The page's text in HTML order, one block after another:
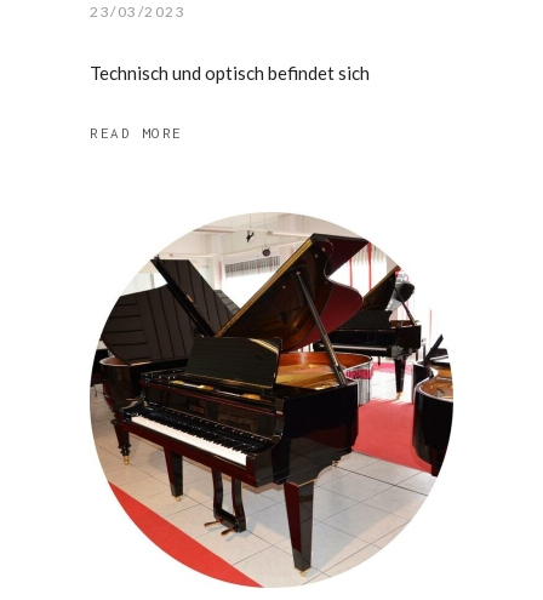
23/03/2023
Technisch und optisch befindet sich
READ MORE